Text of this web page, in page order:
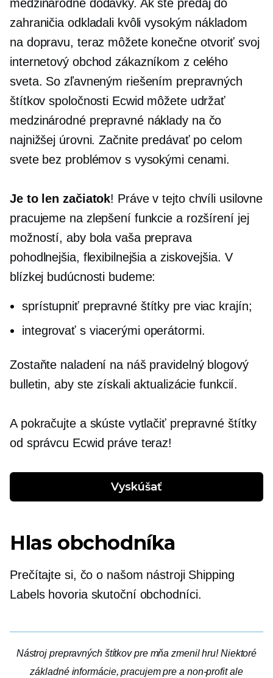
medzinárodné dodávky. Ak ste predaj do
zahraničia odkladali kvôli vysokým nákladom
na dopravu, teraz môžete konečne otvoriť svoj
internetový obchod zákazníkom z celého
sveta. So zľavneným riešením prepravných
štítkov spoločnosti Ecwid môžete udržať
medzinárodné prepravné náklady na čo
najnižšej úrovni. Začnite predávať po celom
svete bez problémov s vysokými cenami.
Je to len začiatok! Práve v tejto chvíli usilovne
pracujeme na zlepšení funkcie a rozšírení jej
možností, aby bola vaša preprava
pohodlnejšia, flexibilnejšia a ziskovejšia. V
blízkej budúcnosti budeme:
sprístupniť prepravné štítky pre viac krajín;
integrovať s viacerými operátormi.
Zostaňte naladení na náš pravidelný blogový
bulletin, aby ste získali aktualizácie funkcií.
A pokračujte a skúste vytlačiť prepravné štítky
od správcu Ecwid práve teraz!
Vyskúšať
Hlas obchodníka
Prečítajte si, čo o našom nástroji Shipping
Labels hovoria skutoční obchodníci.
Nástroj prepravných štítkov pre mňa zmenil hru! Niektoré
základné informácie, pracujem pre a non-profitale